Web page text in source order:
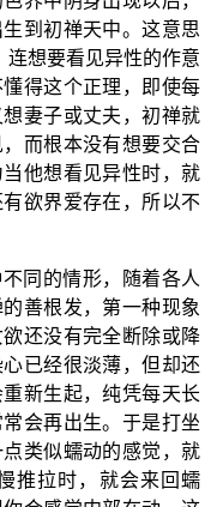
到初禅天中。这意思
连想要看见异性的作意
得这个正理，即使每
妻子或丈夫，初禅就
而根本没有想要交合
他想看见异性时，就
欲界爱存在，所以不
同的情形，随着各人
善根发，第一种现象
还没有完全断除或降
已经很淡薄，但却还
新生起，纯凭每天长
会再出生。于是打坐
类似蠕动的感觉，就
推拉时，就会来回蠕